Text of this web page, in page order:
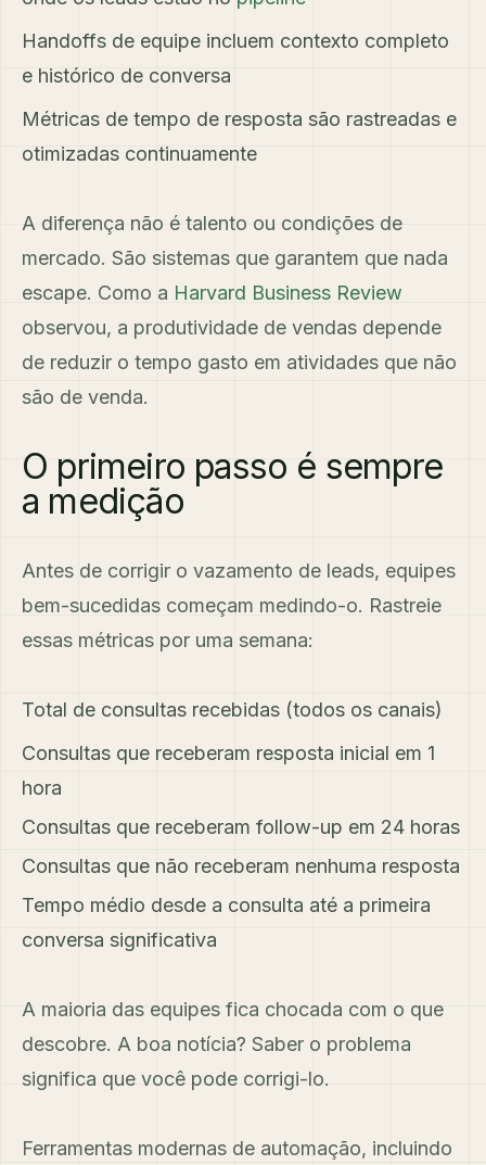
Handoffs de equipe incluem contexto completo
e histórico de conversa
Métricas de tempo de resposta são rastreadas e
otimizadas continuamente
A diferença não é talento ou condições de
mercado. São sistemas que garantem que nada
escape. Como a Harvard Business Review
observou, a produtividade de vendas depende
de reduzir o tempo gasto em atividades que não
são de venda.
O primeiro passo é sempre
a medição
Antes de corrigir o vazamento de leads, equipes
bem-sucedidas começam medindo-o. Rastreie
essas métricas por uma semana:
Total de consultas recebidas (todos os canais)
Consultas que receberam resposta inicial em 1
hora
Consultas que receberam follow-up em 24 horas
Consultas que não receberam nenhuma resposta
Tempo médio desde a consulta até a primeira
conversa significativa
A maioria das equipes fica chocada com o que
descobre. A boa notícia? Saber o problema
significa que você pode corrigi-lo.
Ferramentas modernas de automação, incluindo